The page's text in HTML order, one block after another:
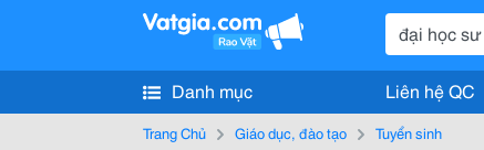
Danh mục Liên hệ QC
Trang Chủ Giáo dục, đào tạo Tuyển sinh